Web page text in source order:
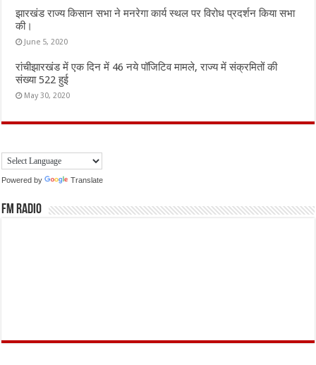
झारखंड राज्य किसान सभा ने मनरेगा कार्य स्थल पर विरोध प्रदर्शन किया सभा
की।
June 5, 2020
रांचीझारखंड में एक दिन में 46 नये पॉजिटिव मामले, राज्य में संक्रमितों की
संख्या 522 हुई
May 30, 2020
Powered by Translate
FM Radio